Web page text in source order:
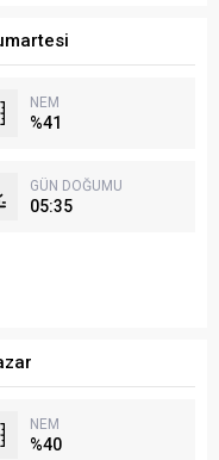
NEM
%41
GÜN DOĞUMU
05:35
NEM
%40